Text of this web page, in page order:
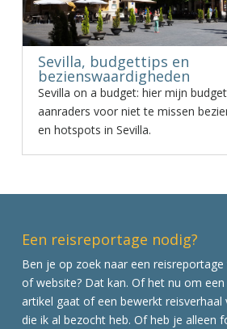
Sevilla, budgettips en
bezienswaardigheden
Sevilla on a budget: hier mijn
aanraders voor niet te missen
en hotspots in Sevilla.
Een reisreportage nodig?
Ben je op zoek naar een
of website? Dat kan. Of het nu om
artikel gaat of een bewerkt
die ik al bezocht heb. Of heb je alleen